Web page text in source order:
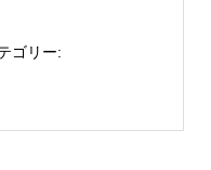
ゴリー: